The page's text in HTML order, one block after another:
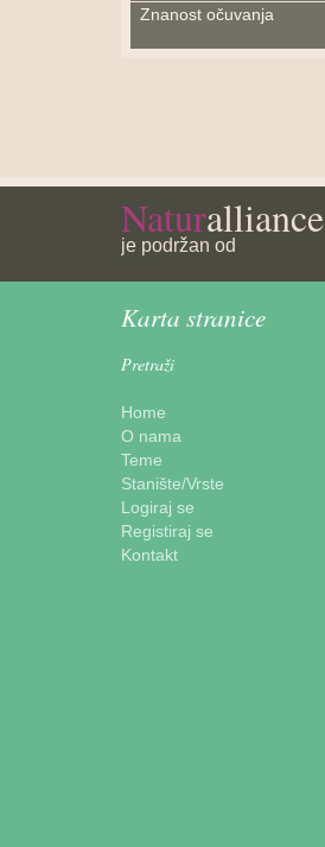
Znanost očuvanja
Naturalliance
je podržan od
Karta stranice
Pretraži
Home
O nama
Teme
Stanište/Vrste
Logiraj se
Registiraj se
Kontakt